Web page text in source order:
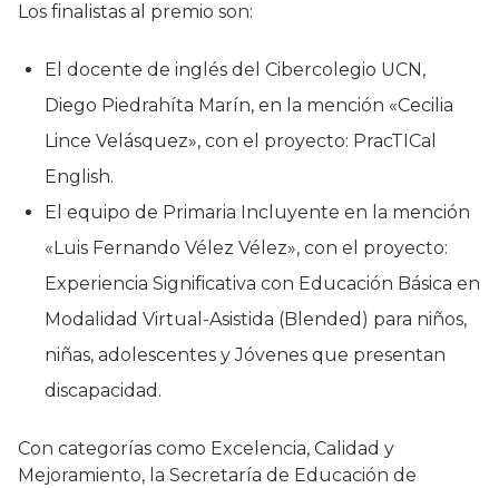
Los finalistas al premio son:
El docente de inglés del Cibercolegio UCN,
Diego Piedrahíta Marín, en la mención «Cecilia
Lince Velásquez», con el proyecto: PracTICal
English.
El equipo de Primaria Incluyente en la mención
«Luis Fernando Vélez Vélez», con el proyecto:
Experiencia Significativa con Educación Básica en
Modalidad Virtual-Asistida (Blended) para niños,
niñas, adolescentes y Jóvenes que presentan
discapacidad.
Con categorías como Excelencia, Calidad y
Mejoramiento, la Secretaría de Educación de